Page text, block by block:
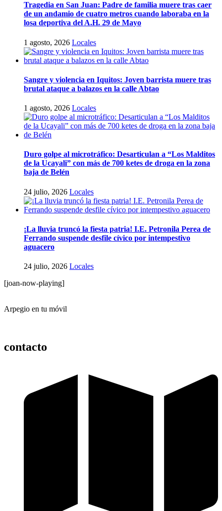
Tragedia en San Juan: Padre de familia muere tras caer
de un andamio de cuatro metros cuando laboraba en la
losa deportiva del A.H. 29 de Mayo
1 agosto, 2026 Locales
Sangre y violencia en Iquitos: Joven barrista muere tras
brutal ataque a balazos en la calle Abtao
1 agosto, 2026 Locales
Duro golpe al microtráfico: Desarticulan a “Los Malditos
de la Ucayali” con más de 700 ketes de droga en la zona
baja de Belén
24 julio, 2026 Locales
¡La lluvia truncó la fiesta patria! I.E. Petronila Perea de
Ferrando suspende desfile cívico por intempestivo
aguacero
24 julio, 2026 Locales
[joan-now-playing]
Arpegio en tu móvil
contacto